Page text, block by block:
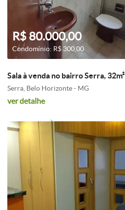
R$ 80.000,00
Condomínio: R$ 300,00
Sala à venda no bairro Serra, 32m²
Serra, Belo Horizonte - MG
ver detalhe